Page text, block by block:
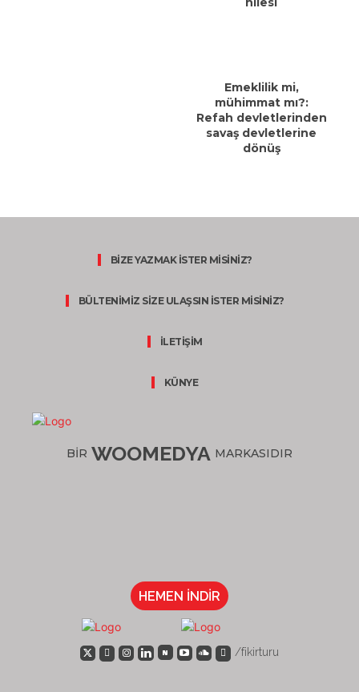
Emeklilik mi,
mühimmat mı?:
Refah devletlerinden
savaş devletlerine
dönüş
BİZE YAZMAK İSTER MİSİNİZ?
BÜLTENİMİZ SİZE ULAŞSIN İSTER MİSİNİZ?
İLETİŞİM
KÜNYE
BİR WOOMEDYA MARKASIDIR
HEMEN İNDİR
/fikirturu